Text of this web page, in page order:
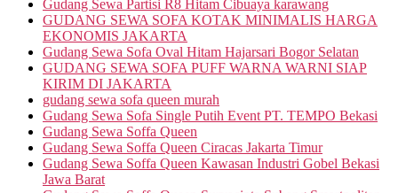
Gudang Sewa Partisi R8 Hitam Cibuaya karawang
GUDANG SEWA SOFA KOTAK MINIMALIS HARGA
EKONOMIS JAKARTA
Gudang Sewa Sofa Oval Hitam Hajarsari Bogor Selatan
GUDANG SEWA SOFA PUFF WARNA WARNI SIAP
KIRIM DI JAKARTA
gudang sewa sofa queen murah
Gudang Sewa Sofa Single Putih Event PT. TEMPO Bekasi
Gudang Sewa Soffa Queen
Gudang Sewa Soffa Queen Ciracas Jakarta Timur
Gudang Sewa Soffa Queen Kawasan Industri Gobel Bekasi
Jawa Barat